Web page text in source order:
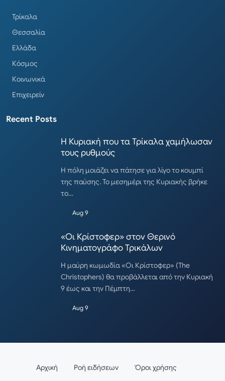
Τρίκαλα
Θεσσαλία
Ελλάδα
Κόσμος
Κοινωνικά
Επιχειρείν
Recent Posts
Η Κυριακή που τα Τρίκαλα χαμήλωσαν
τους ρυθμούς
Η πόλη μοιάζει να πάτησε για λίγο το κουμπί
της παύσης. Το μεσημέρι της Κυριακής βρήκε
το…
Aug 9
«Οι Κρίστοφερ» στον Θερινό
Κινηματογράφο Τρικάλων
Η μαύρη κωμωδία «Οι Κρίστοφερ» (The
Christophers) θα προβάλλεται από την Κυριακή
9 έως και την Πέμπτη…
Aug 9
Αρχική Ροή ειδήσεων Όροι χρήσης